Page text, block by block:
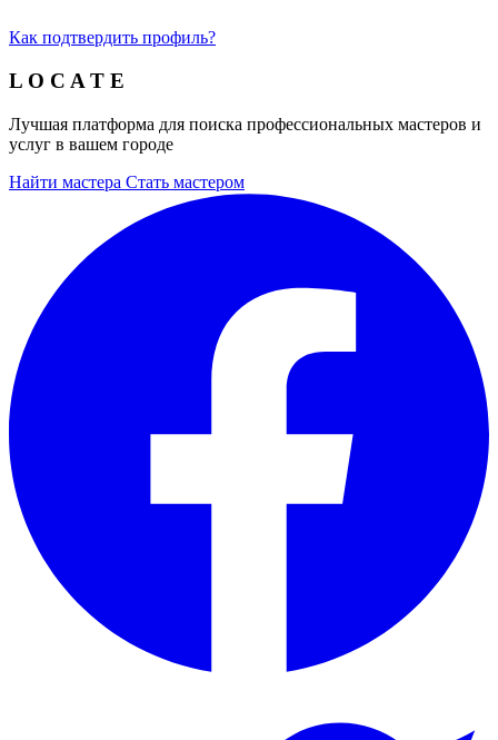
Как подтвердить профиль?
L O C A T E
Лучшая платформа для поиска профессиональных мастеров и
услуг в вашем городе
Найти мастера Стать мастером